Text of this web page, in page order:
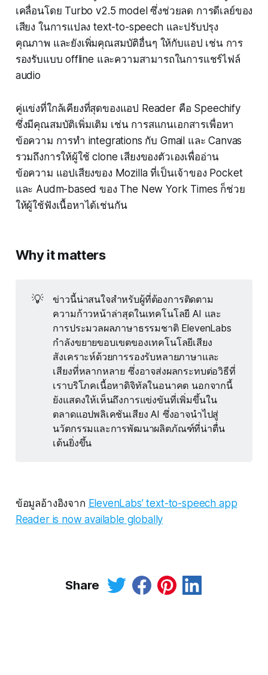
เคลื่อนโดย Turbo v2.5 model ซึ่งช่วยลด การดีเลย์ของ
เสียง ในการแปลง text-to-speech และปรับปรุง
คุณภาพ และยังเพิ่มคุณสมบัติอื่นๆ ให้กับแอป เช่น การ
รองรับแบบ offline และความสามารถในการแชร์ไฟล์
audio
คู่แข่งที่ใกล้เคียงที่สุดของแอป Reader คือ Speechify
ซึ่งมีคุณสมบัติเพิ่มเติม เช่น การสแกนเอกสารเพื่อหา
ข้อความ การทำ integrations กับ Gmail และ Canvas
รวมถึงการให้ผู้ใช้ clone เสียงของตัวเองเพื่ออ่าน
ข้อความ แอปเสียงของ Mozilla ที่เป็นเจ้าของ Pocket
และ Audm-based ของ The New York Times ก็ช่วย
ให้ผู้ใช้ฟังเนื้อหาได้เช่นกัน
Why it matters
💡
ข่าวนี้น่าสนใจสำหรับผู้ที่ต้องการติดตาม
ความก้าวหน้าล่าสุดในเทคโนโลยี AI และ
การประมวลผลภาษาธรรมชาติ ElevenLabs
กำลังขยายขอบเขตของเทคโนโลยีเสียง
สังเคราะห์ด้วยการรองรับหลายภาษาและ
เสียงที่หลากหลาย ซึ่งอาจส่งผลกระทบต่อวิธีที่
เราบริโภคเนื้อหาดิจิทัลในอนาคต นอกจากนี้
ยังแสดงให้เห็นถึงการแข่งขันที่เพิ่มขึ้นใน
ตลาดแอปพลิเคชันเสียง AI ซึ่งอาจนำไปสู่
นวัตกรรมและการพัฒนาผลิตภัณฑ์ที่น่าตื่น
เต้นยิ่งขึ้น
ข้อมูลอ้างอิงจาก ElevenLabs’ text-to-speech app
Reader is now available globally
Share